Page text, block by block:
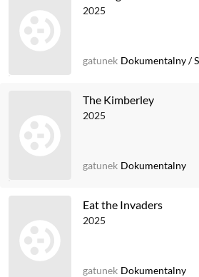
2025
gatunek Dokumentalny/
The Kimberley
2025
gatunek Dokumentalny
Eat the Invaders
2025
gatunek Dokumentalny